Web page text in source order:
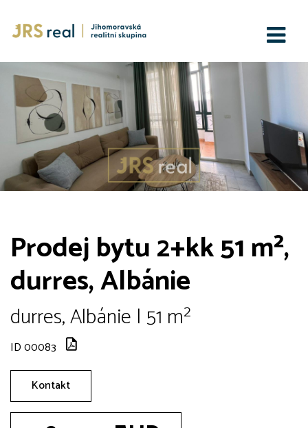
Prodej bytu 2+kk 51 m²,
durres, Albánie
durres, Albánie | 51 m²
ID 00083
Kontakt